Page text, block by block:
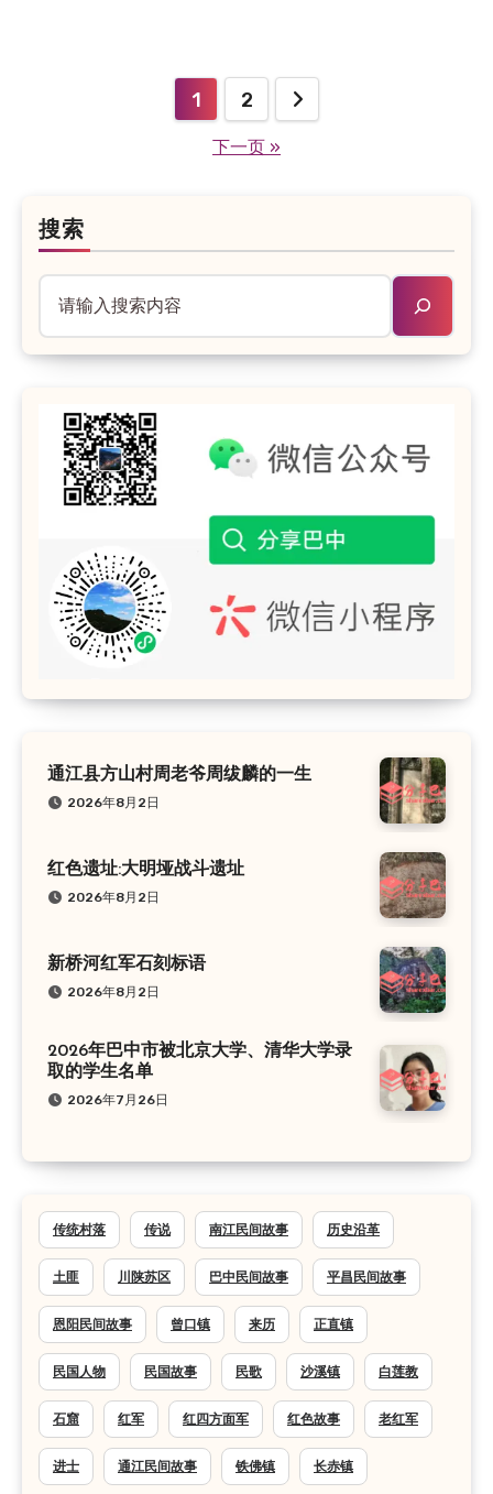
页
1 2
下一页 »
搜索
通江县方山村周老爷周绂麟的一生
2026年8月2日
红色遗址:大明垭战斗遗址
2026年8月2日
新桥河红军石刻标语
2026年8月2日
2026年巴中市被北京大学、清华大学录
取的学生名单
2026年7月26日
传统村落 传说 南江民间故事 历史沿革
土匪 川陕苏区 巴中民间故事 平昌民间故事
恩阳民间故事 曾口镇 来历 正直镇
民国人物 民国故事 民歌 沙溪镇 白莲教
石窟 红军 红四方面军 红色故事 老红军
进士 通江民间故事 铁佛镇 长赤镇